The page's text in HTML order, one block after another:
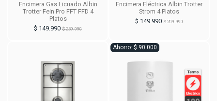
Encimera Gas Licuado Albin
Trotter Fein Pro FFT FFD 4
Platos
$ 149.990 $ 259.990
Encimera Eléctrica Albin Trotter
Strom 4 Platos
$ 149.990 $ 209.990
Ahorro: $ 90.000